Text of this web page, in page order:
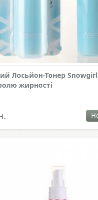
Лосьйон-Тонер Snowgirl
жирності